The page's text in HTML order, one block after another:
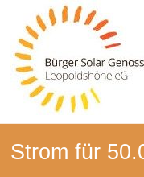
Inhalt
springen
BSG-
Leo
Bürger-
Solar-
Genossenschaft
Leopoldshöhe
Strom für